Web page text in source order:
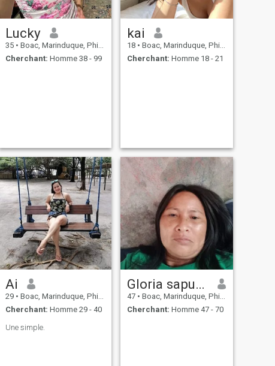
Lucky
35 • Boac, Marinduque, Philippines
Cherchant: Homme 38 - 99
kai
18 • Boac, Marinduque, Philippines
Cherchant: Homme 18 - 21
Ai
29 • Boac, Marinduque, Philippines
Cherchant: Homme 29 - 40
Une simple.
Gloria sapuco
47 • Boac, Marinduque, Philippines
Cherchant: Homme 47 - 70